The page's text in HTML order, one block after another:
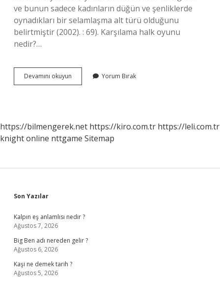
ve bunun sadece kadınların düğün ve şenliklerde
oynadıkları bir selamlaşma alt türü olduğunu
belirtmiştir (2002). : 69). Karşılama halk oyunu
nedir?…
Devamını okuyun Karşılama
Hangi
Yorum Bırak
https://bilmengerek.net https://kiro.com.tr https://leli.com.tr
knight online nttgame Sitemap
Sidebar
Son Yazılar
Kalpın eş anlamlısı nedir ?
Ağustos 7, 2026
Big Ben adı nereden gelir ?
Ağustos 6, 2026
Kaşi ne demek tarih ?
Ağustos 5, 2026